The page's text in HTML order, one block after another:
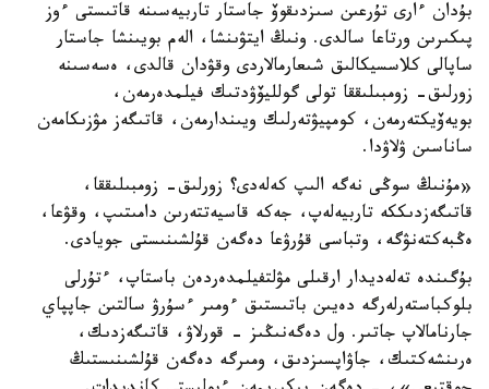
بۇدان ءارى تۇرعىن سىزدىقوۆ جاستار تاربيەسىنە قاتىستى ءوز
پىكىرىن ورتاعا سالدى. ونىڭ ايتۋىنشا، الەم بويىنشا جاستار
ساپالى كلاسسيكالىق شىعارمالاردى وقۋدان قالدى، ەسەسىنە
زورلىق- زومبىلىققا تولى گولليۆۋدتىك فيلمدەرمەن،
بويەۆيكتەرمەن، كومپيۋتەرلىك ويىندارمەن، قاتىگەز مۋزىكامەن
ساناسىن ۋلاۋدا.
«مۇنىڭ سوڭى نەگە الىپ كەلەدى؟ زورلىق- زومبىلىققا،
قاتىگەزدىككە تاربيەلەپ، جەكە قاسيەتتەرىن دامىتىپ، وقۋعا،
ەڭبەكتەنۋگە، وتباسى قۇرۋعا دەگەن قۇلشىنىستى جويادى.
بۇگىندە تەلەديدار ارقىلى مۋلتفيلمدەردەن باستاپ، ءتۇرلى
بلوكباستەرلەرگە دەيىن باتىستىق ءومىر ءسۇرۋ سالتىن جاپپاي
جارنامالاپ جاتىر. ول دەگەنىڭىز - قورلاۋ، قاتىگەزدىك،
ەرىنشەكتىك، جاۋاپسىزدىق، ومىرگە دەگەن قۇلشىنىستىڭ